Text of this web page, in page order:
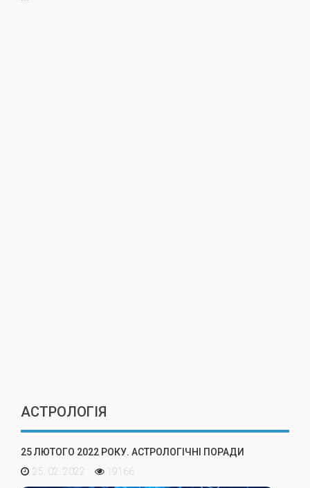
АСТРОЛОГІЯ
25 ЛЮТОГО 2022 РОКУ. АСТРОЛОГІЧНІ ПОРАДИ
25. 02. 2022
19166